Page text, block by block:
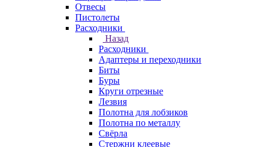
Отвесы
Пистолеты
Расходники
Назад
Расходники
Адаптеры и переходники
Биты
Буры
Круги отрезные
Лезвия
Полотна для лобзиков
Полотна по металлу
Свёрла
Стержни клеевые